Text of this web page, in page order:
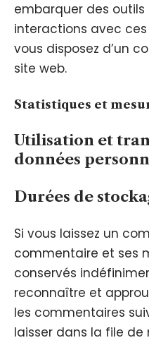
embarquer des outils
interactions avec
vous disposez d’un
site web.
Statistiques et
Utilisation et
données
Durées de
Si vous laissez un
commentaire et ses
conservés
reconnaître et
les commentaires
laisser dans la file de